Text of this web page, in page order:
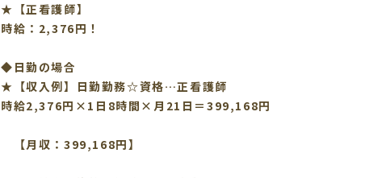
★【正看護師】
時給：2,376円！
◆日勤の場合
★【収入例】日勤勤務☆資格…正看護師
時給2,376円×1日8時間×月21日＝399,168円
【月収：399,168円】